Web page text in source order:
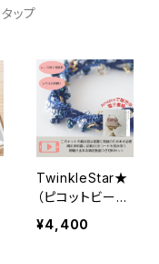
ップ
TwinkleStar★
（ピコットビーズ
の3連ネックレ
ス）夜空を想う、
¥4,400